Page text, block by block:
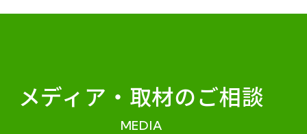
メディア・ 取材のご相談
MEDIA